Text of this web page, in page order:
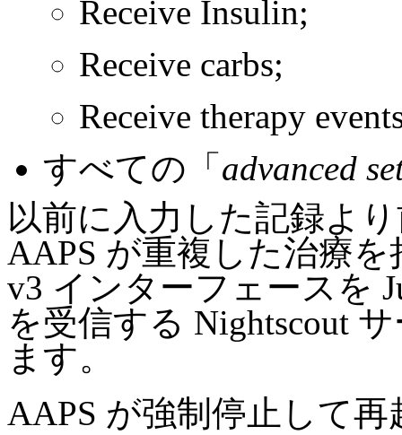
Receive Insulin;
Receive carbs;
Receive therapy
すべての「 advanced
以前に入力した記録よ
AAPS が重複した治療
v3 インターフェースを
を受信する Nightscout
ます。
AAPS が強制停止して